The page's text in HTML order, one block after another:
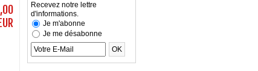
EUR
Recevez notre lettre
d'informations.
Je m'abonne
Je me désabonne